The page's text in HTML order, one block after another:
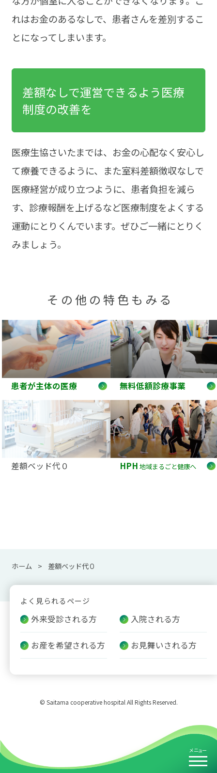
れはお金のあるなしで、患者さんを差別するこ
とになってしまいます。
差額なしで運営できるよう医療
制度の改善を
医療生協さいたまでは、お金の心配なく安心し
て療養できるように、また室料差額徴収なしで
医療経営が成り立つように、患者負担を減ら
す、診療報酬を上げるなど医療制度をよくする
運動にとりくんでいます。ぜひご一緒にとりく
みましょう。
その他の特色もみる
患者が主体の医療 無料低額診療事業
差額ベッド代０ HPH 地域まるごと健康へ
ホーム 差額ベッド代０
メニュー
よく見られるページ
外来受診される方 入院される方
お産を希望される方 お見舞いされる方
© Saitama cooperative hospital All Rights Reserved.